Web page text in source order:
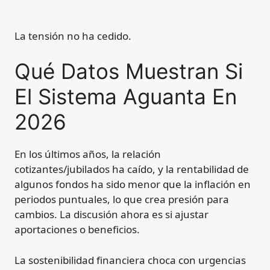
La tensión no ha cedido.
Qué Datos Muestran Si
El Sistema Aguanta En
2026
En los últimos años, la relación
cotizantes/jubilados ha caído, y la rentabilidad de
algunos fondos ha sido menor que la inflación en
periodos puntuales, lo que crea presión para
cambios. La discusión ahora es si ajustar
aportaciones o beneficios.
La sostenibilidad financiera choca con urgencias